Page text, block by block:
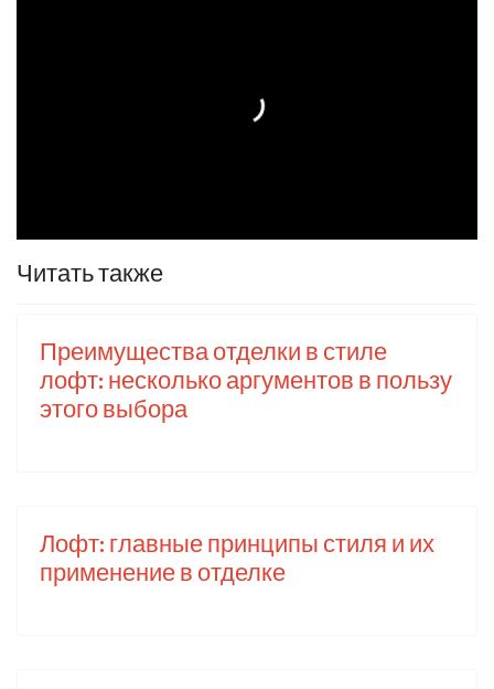
Читать также
Преимущества отделки в стиле
лофт: несколько аргументов в пользу
этого выбора
Лофт: главные принципы стиля и их
применение в отделке